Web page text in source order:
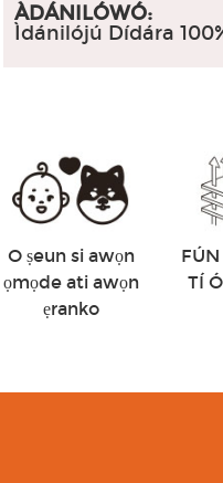
ÀDÁNILÓWÓ:
Ìdánilójú Dídára
O ṣeun si awọn
ọmọde ati awọn
ẹranko
TÍ